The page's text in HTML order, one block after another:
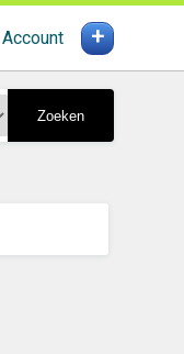
Account +
Zoeken